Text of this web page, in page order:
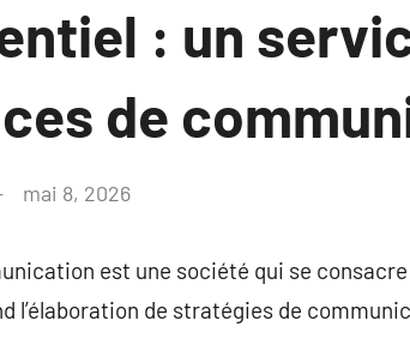
: un
de
mai 8, 2026
est une société qui se
l’élaboration de stratégies de